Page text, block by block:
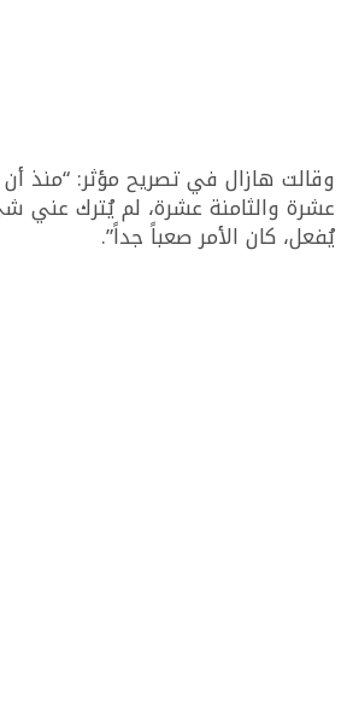
وقالت هازال في تصريح مؤثر: “منذ
عشرة والثامنة عشرة، لم يُترك عني
يُفعل، كان الأمر صعباً جداً”.